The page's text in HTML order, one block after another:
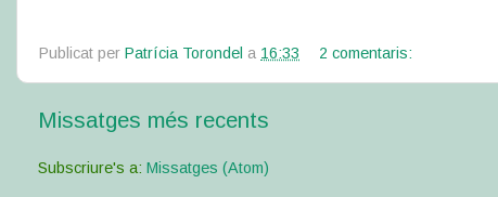
Publicat per Patrícia Torondel a 16:33 2 comentaris:
Missatges més recents
Subscriure's a: Missatges (Atom)